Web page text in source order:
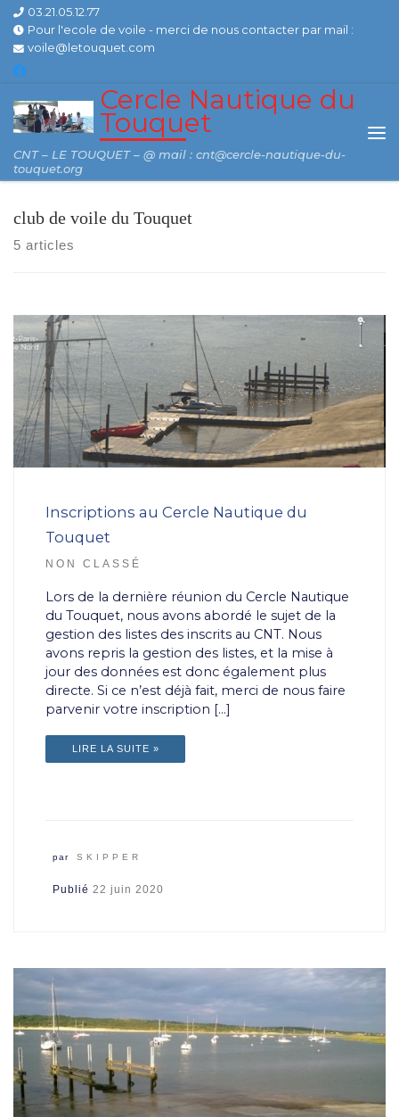
Skip to content
03.21.05.12.77
Pour l'ecole de voile - merci de nous contacter par mail :
voile@letouquet.com
Cercle Nautique du
Touquet
CNT – LE TOUQUET – @ mail : cnt@cercle-nautique-du-
touquet.org
club de voile du Touquet
5 articles
Inscriptions au Cercle Nautique du
Touquet
NON CLASSÉ
Lors de la dernière réunion du Cercle Nautique
du Touquet, nous avons abordé le sujet de la
gestion des listes des inscrits au CNT. Nous
avons repris la gestion des listes, et la mise à
jour des données est donc également plus
directe. Si ce n’est déjà fait, merci de nous faire
parvenir votre inscription […]
LIRE LA SUITE »
par SKIPPER
Publié22 juin 2020